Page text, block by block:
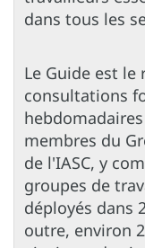
dans tous les
Le Guide est
consultations
membres du
de l'IASC, y
groupes de
déployés dans
outre, environ